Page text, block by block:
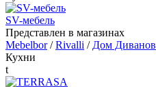
SV-мебель
Представлен в магазинах
Mebelbor/Rivalli / Дом Диванов
Кухни
t